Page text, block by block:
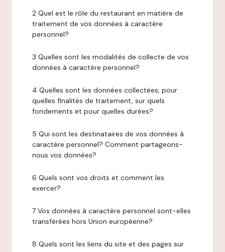
2 Quel est le rôle du restaurant en matière de
traitement de vos données à caractère
personnel?
3 Quelles sont les modalités de collecte de vos
données à caractère personnel?
4 Quelles sont les données collectées, pour
quelles finalités de traitement, sur quels
fondements et pour quelles durées?
5 Qui sont les destinataires de vos données à
caractère personnel? Comment partageons-
nous vos données?
6 Quels sont vos droits et comment les
exercer?
7 Vos données à caractère personnel sont-elles
transférées hors Union européenne?
8 Quels sont les liens du site et des pages sur